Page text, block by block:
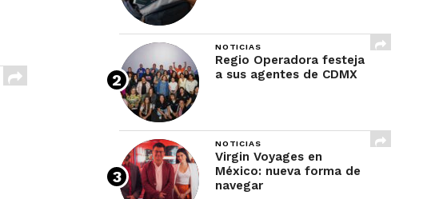
NOTICIAS
Regio Operadora festeja
a sus agentes de CDMX
NOTICIAS
Virgin Voyages en
México: nueva forma de
navegar